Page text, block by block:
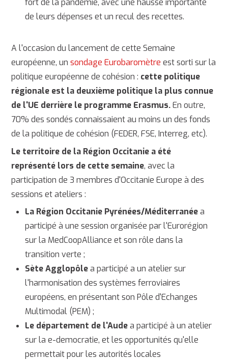
fort de la pandémie, avec une hausse importante
de leurs dépenses et un recul des recettes.
A l'occasion du lancement de cette Semaine
européenne, unsondage Eurobaromètre est sorti sur la
politique européenne de cohésion : cette politique
régionale est la deuxième politique la plus connue
de l'UE derrière le programme Erasmus.En outre,
70% des sondés connaissaient au moins un des fonds
de la politique de cohésion (FEDER, FSE, Interreg, etc).
Le territoire de la Région Occitanie a été
représenté lors de cette semaine, avec la
participation de 3 membres d'Occitanie Europe à des
sessions et ateliers :
La Région Occitanie Pyrénées/Méditerranéea
participé à une session organisée par l'Eurorégion
sur la MedCoopAlliance et son rôle dans la
transition verte ;
Sète Agglopôlea participé a un atelier sur
l'harmonisation des systèmes ferroviaires
européens, en présentant son Pôle d'Echanges
Multimodal (PEM) ;
Le département de l'Audea participé à un atelier
sur la e-democratie, et les opportunités qu'elle
permettait pour les autorités locales